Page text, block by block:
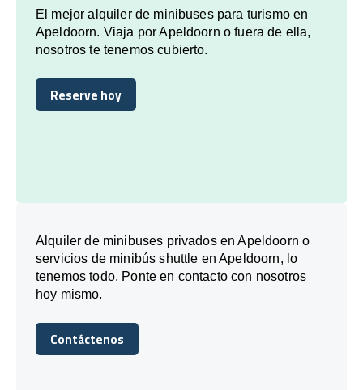
El mejor alquiler de minibuses para turismo en
Apeldoorn. Viaja por Apeldoorn o fuera de ella,
nosotros te tenemos cubierto.
Reserve hoy
Reserve hoy
Alquiler de minibuses privados en Apeldoorn o
servicios de minibús shuttle en Apeldoorn, lo
tenemos todo. Ponte en contacto con nosotros
hoy mismo.
Contáctenos
Contáctenos